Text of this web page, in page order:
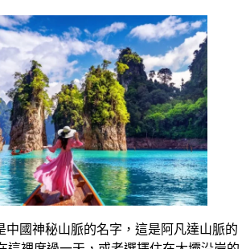
中國神秘山脈的名字，這是阿凡達山脈的